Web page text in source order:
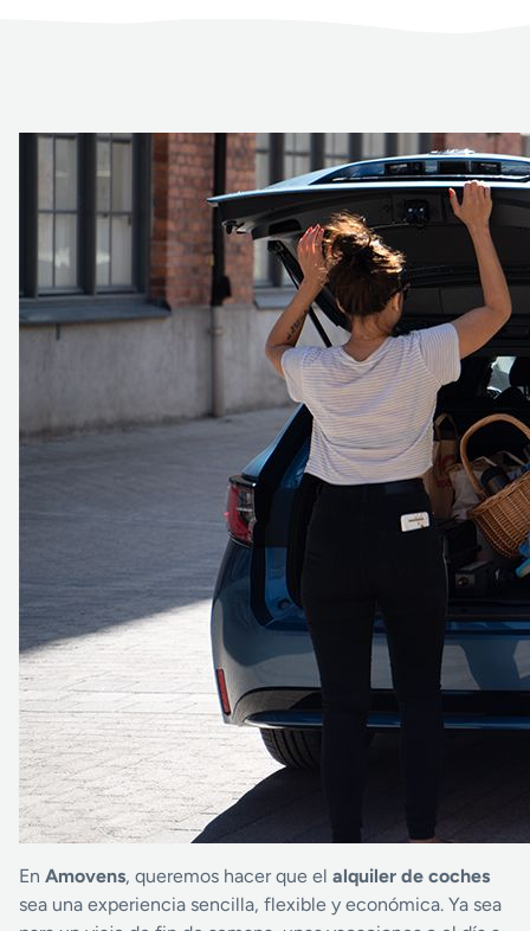
En Amovens, queremos hacer que el alquiler de coches
sea una experiencia sencilla, flexible y económica. Ya sea